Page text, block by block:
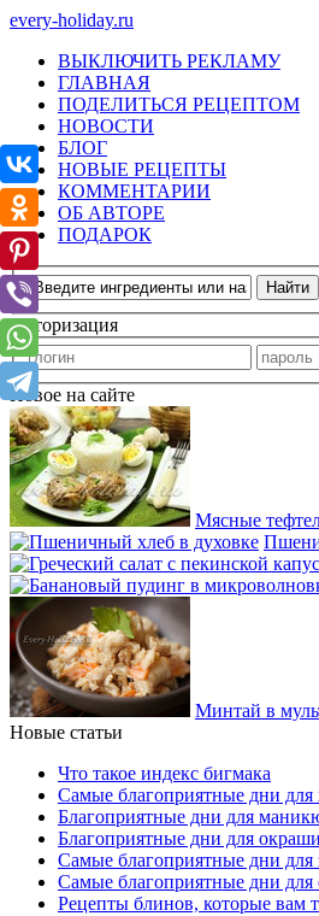
every-holiday.ru
ВЫКЛЮЧИТЬ РЕКЛАМУ
ГЛАВНАЯ
ПОДЕЛИТЬСЯ РЕЦЕПТОМ
НОВОСТИ
БЛОГ
НОВЫЕ РЕЦЕПТЫ
КОММЕНТАРИИ
ОБ АВТОРЕ
ПОДАРОК
Авторизация
Новое на сайте
Мясные
Минтай в
Новые статьи
Что такое индекс бигмака
Самые благоприятные дни для
Благоприятные дни для
Благоприятные дни для
Самые благоприятные дни для
Самые благоприятные дни для
Рецепты блинов, которые вам